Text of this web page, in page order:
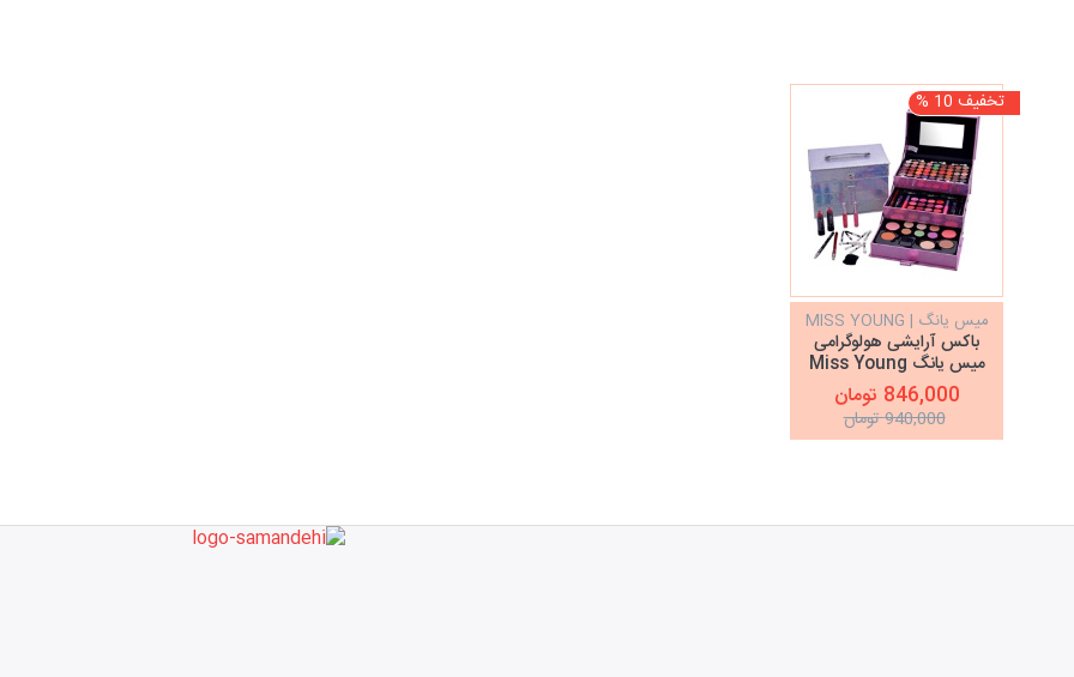
تخفیف 10 %
میس یانگ | MISS YOUNG
باکس آرایشی هولوگرامی
میس یانگ Miss Young
846,000 تومان
940,000 تومان